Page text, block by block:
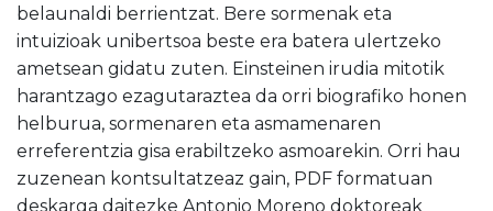
belaunaldi berrientzat. Bere sormenak eta
intuizioak unibertsoa beste era batera ulertzeko
ametsean gidatu zuten. Einsteinen irudia mitotik
harantzago ezagutaraztea da orri biografiko honen
helburua, sormenaren eta asmamenaren
erreferentzia gisa erabiltzeko asmoarekin. Orri hau
zuzenean kontsultatzeaz gain, PDF formatuan
deskarga daitezke Antonio Moreno doktoreak